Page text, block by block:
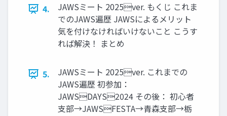
4.
JAWSミート 2025ver. もくじ これま
でのJAWS遍歴 JAWSによるメリット
気を付けなければいけないこと こうす
れば解決！ まとめ
5.
JAWSミート 2025ver. これまでの
JAWS遍歴 初参加：
JAWSDAYS2024 その後： 初⼼者
⽀部→JAWSFESTA→⻘森⽀部→栃